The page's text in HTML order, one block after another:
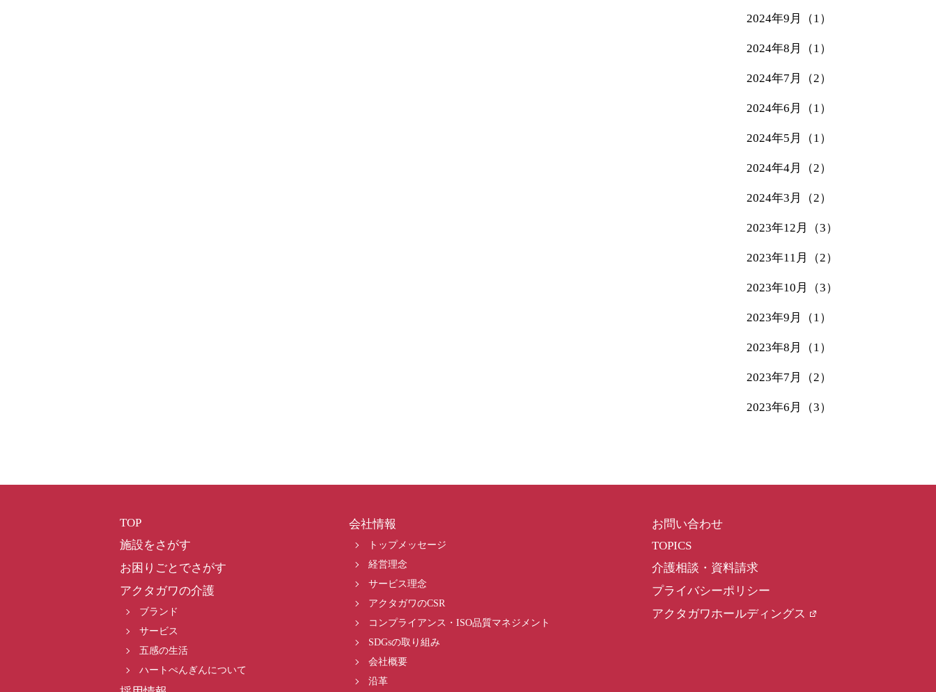
2024年9月（1）
2024年8月（1）
2024年7月（2）
2024年6月（1）
2024年5月（1）
2024年4月（2）
2024年3月（2）
2023年12月（3）
2023年11月（2）
2023年10月（3）
2023年9月（1）
2023年8月（1）
2023年7月（2）
2023年6月（3）
TOP
施設をさがす
お困りごとでさがす
アクタガワの介護
ブランド
サービス
五感の生活
ハートぺんぎんについて
会社情報
トップメッセージ
経営理念
サービス理念
アクタガワのCSR
コンプライアンス・ISO品質マネジメント
SDGsの取り組み
会社概要
沿革
お問い合わせ
TOPICS
介護相談・資料請求
プライバシーポリシー
アクタガワホールディングス